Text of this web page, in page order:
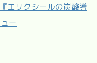
エリクシールの炭酸導
ー